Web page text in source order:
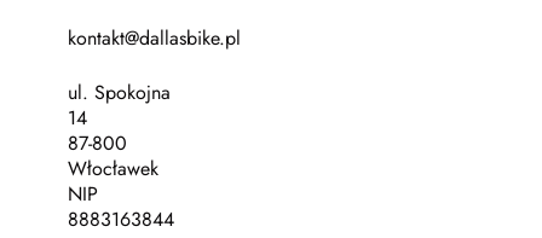
kontakt@dallasbike.pl
ul. Spokojna
14
87-800
Włocławek
NIP
8883163844